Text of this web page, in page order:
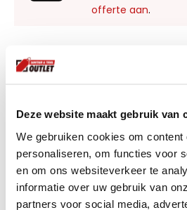
Deze website maakt gebruik van
We gebruiken cookies om content
personaliseren, om functies voor
en om ons websiteverkeer te
informatie over uw gebruik van
partners voor social media,
offerte aan.
voorraad! Het is nu
winkel te kijken via
Productspecificaties
Let op! Over gebleven tegels